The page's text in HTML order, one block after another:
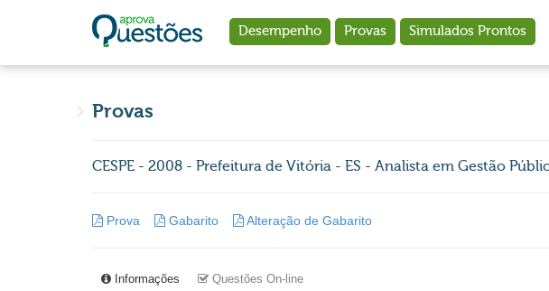
Desempenho Provas Simulados Prontos
Provas
CESPE - 2008 - Prefeitura de Vitória - ES - Analista em Gestão
Prova Gabarito Alteração de Gabarito
Informações Questões On-line